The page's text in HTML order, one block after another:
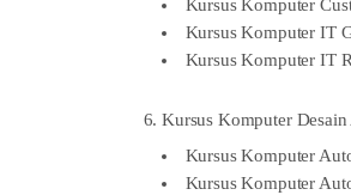
Kursus Komputer
Kursus Komputer IT
Kursus Komputer IT
6. Kursus Komputer
Kursus Komputer
Kursus Komputer